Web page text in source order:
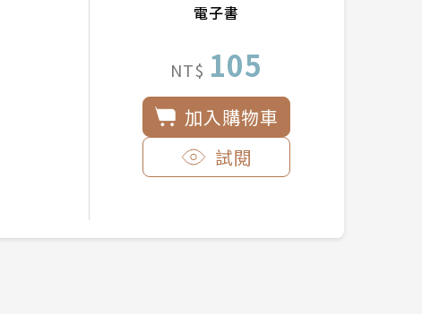
電子書
NT$ 105
加入購物車
試閱